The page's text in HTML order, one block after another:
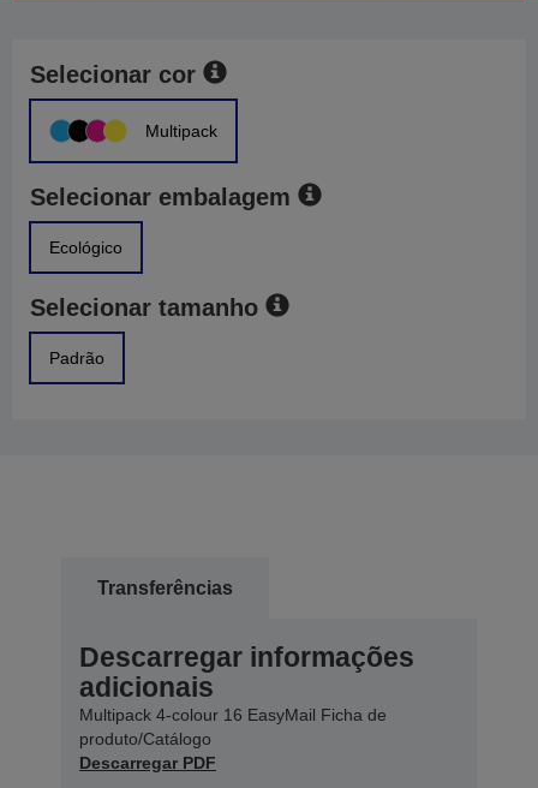
Selecionar cor
Multipack
Selecionar embalagem
Ecológico
Selecionar tamanho
Padrão
Transferências
Descarregar informações
adicionais
Multipack 4-colour 16 EasyMail Ficha de
produto/Catálogo
Descarregar PDF